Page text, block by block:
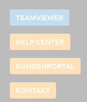
TEAMVIEWER
HELP CENTER
KUNDENPORTAL
KONTAKT